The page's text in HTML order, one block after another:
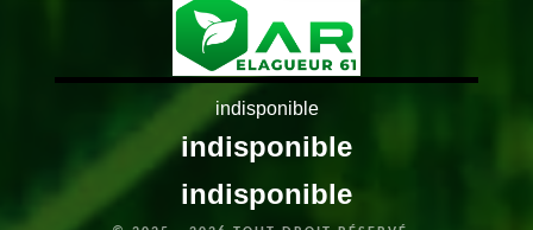
indisponible
indisponible
indisponible